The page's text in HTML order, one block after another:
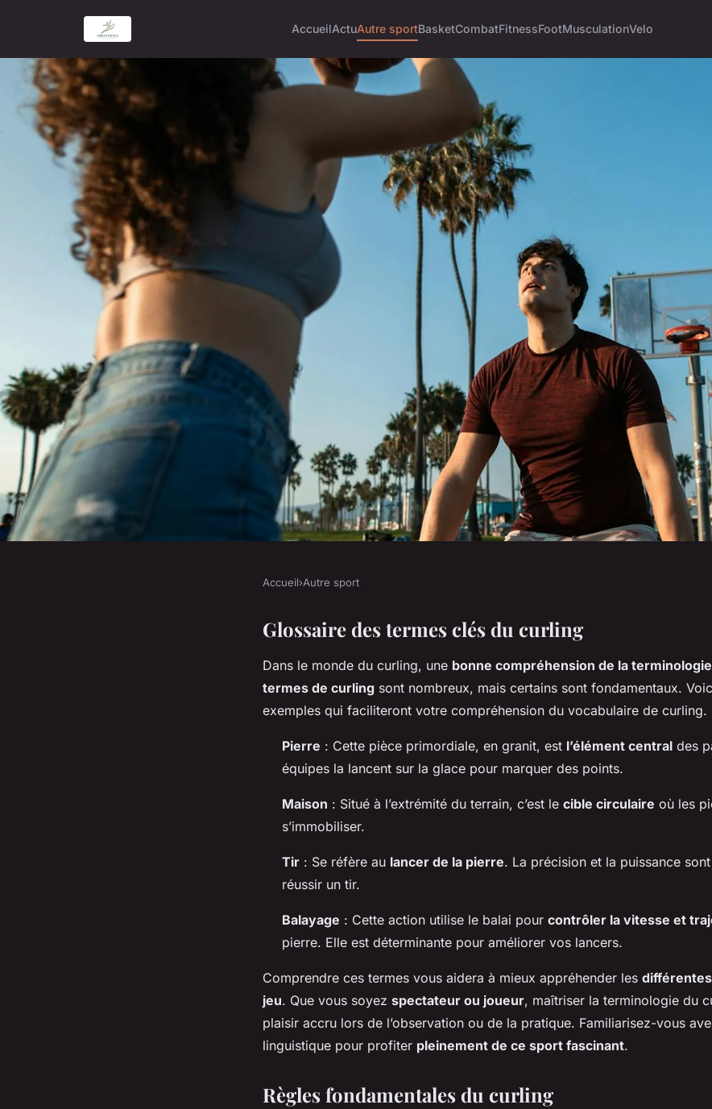
AccueilActuAutre sportBasketCombatFitnessFootMusculationVelo
Introduction à la terminologie du
Accueil›Autre sport
Glossaire des termes clés du curling
Dans le monde du curling, une bonne compréhension de la terminologie
termes de curling sont nombreux, mais certains sont fondamentaux.
exemples qui faciliteront votre compréhension du vocabulaire de curling.
Pierre : Cette pièce primordiale, en granit, est l’élément central des
équipes la lancent sur la glace pour marquer des points.
Maison : Situé à l’extrémité du terrain, c’est le cible circulaire où les
s’immobiliser.
Tir : Se réfère au lancer de la pierre. La précision et la puissance
réussir un tir.
Balayage : Cette action utilise le balai pour contrôler la vitesse et
pierre. Elle est déterminante pour améliorer vos lancers.
Comprendre ces termes vous aidera à mieux appréhender les
jeu. Que vous soyez spectateur ou joueur, maîtriser la terminologie du
plaisir accru lors de l’observation ou de la pratique. Familiarisez-vous
linguistique pour profiter pleinement de ce sport fascinant.
Règles fondamentales du curling